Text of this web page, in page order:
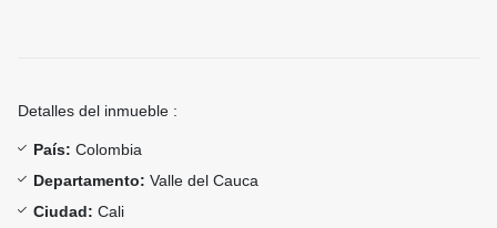
Detalles del inmueble :
País: Colombia
Departamento: Valle del Cauca
Ciudad: Cali